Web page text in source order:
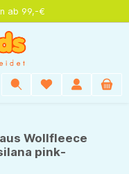
ab 99,-€
Wollfleece
pink-